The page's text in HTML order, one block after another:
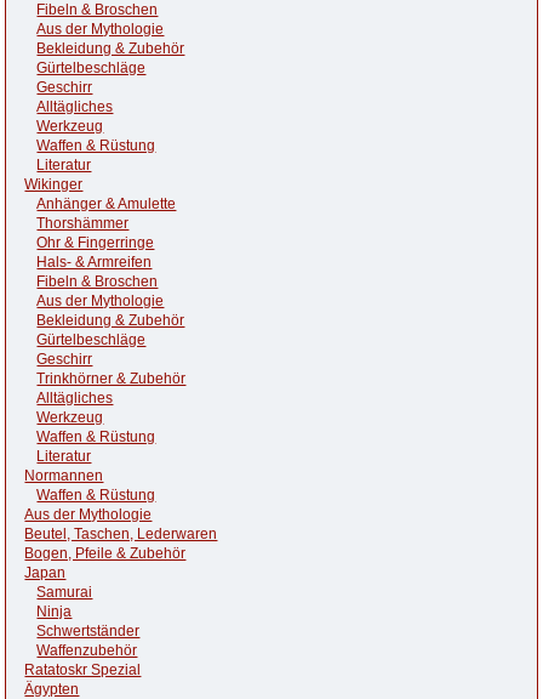
Fibeln & Broschen
Aus der Mythologie
Bekleidung & Zubehör
Gürtelbeschläge
Geschirr
Alltägliches
Werkzeug
Waffen & Rüstung
Literatur
Wikinger
Anhänger & Amulette
Thorshämmer
Ohr & Fingerringe
Hals- & Armreifen
Fibeln & Broschen
Aus der Mythologie
Bekleidung & Zubehör
Gürtelbeschläge
Geschirr
Trinkhörner & Zubehör
Alltägliches
Werkzeug
Waffen & Rüstung
Literatur
Normannen
Waffen & Rüstung
Aus der Mythologie
Beutel, Taschen, Lederwaren
Bogen, Pfeile & Zubehör
Japan
Samurai
Ninja
Schwertständer
Waffenzubehör
Ratatoskr Spezial
Ägypten